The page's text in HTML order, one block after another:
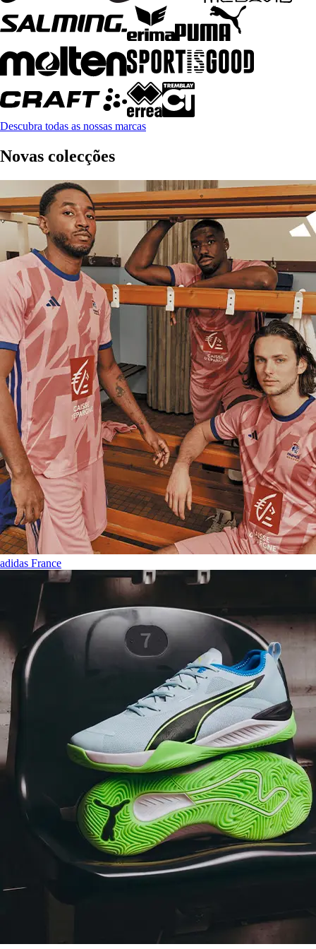
Descubra todas as nossas marcas
Novas colecções
adidas France